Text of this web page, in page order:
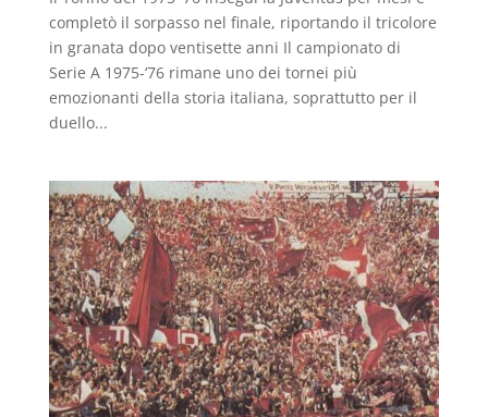
completò il sorpasso nel finale, riportando il tricolore
in granata dopo ventisette anni Il campionato di
Serie A 1975-‘76 rimane uno dei tornei più
emozionanti della storia italiana, soprattutto per il
duello...